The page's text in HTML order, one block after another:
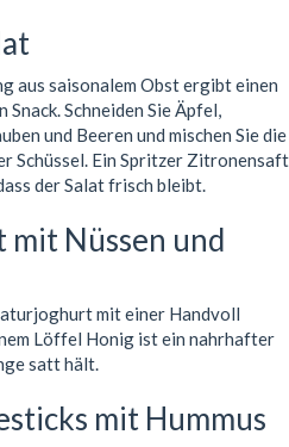
aus saisonalem Obst ergibt einen
Schneiden Sie Äpfel,
und Beeren und mischen Sie die
Schüssel. Ein Spritzer Zitronensaft
der Salat frisch bleibt.
mit Nüssen und
mit einer Handvoll
Löffel Honig ist ein nahrhafter
satt hält.
mit Hummus